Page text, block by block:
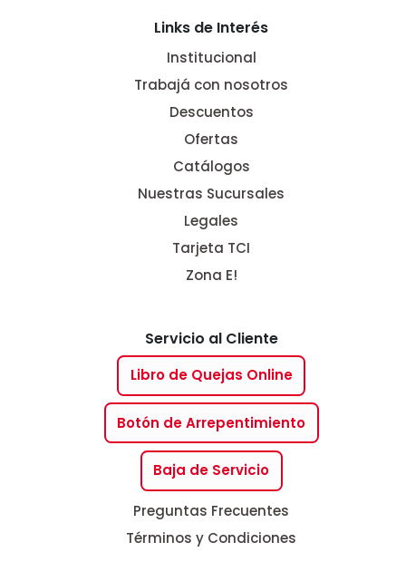
Links de Interés
Institucional
Trabajá con nosotros
Descuentos
Ofertas
Catálogos
Nuestras Sucursales
Legales
Tarjeta TCI
Zona E!
Servicio al Cliente
Libro de Quejas Online
Botón de Arrepentimiento
Baja de Servicio
Preguntas Frecuentes
Términos y Condiciones